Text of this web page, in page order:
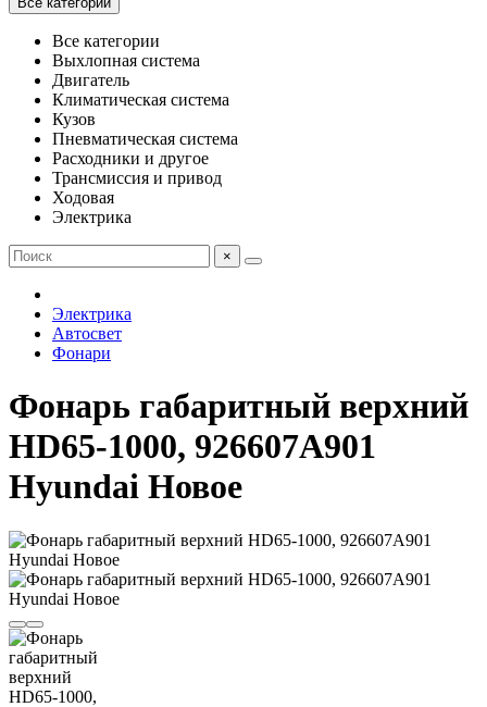
Все категории
Выхлопная система
Двигатель
Климатическая система
Кузов
Пневматическая система
Расходники и другое
Трансмиссия и привод
Ходовая
Электрика
×
Электрика
Автосвет
Фонари
Фонарь габаритный верхний
HD65-1000, 926607A901
Hyundai Новое